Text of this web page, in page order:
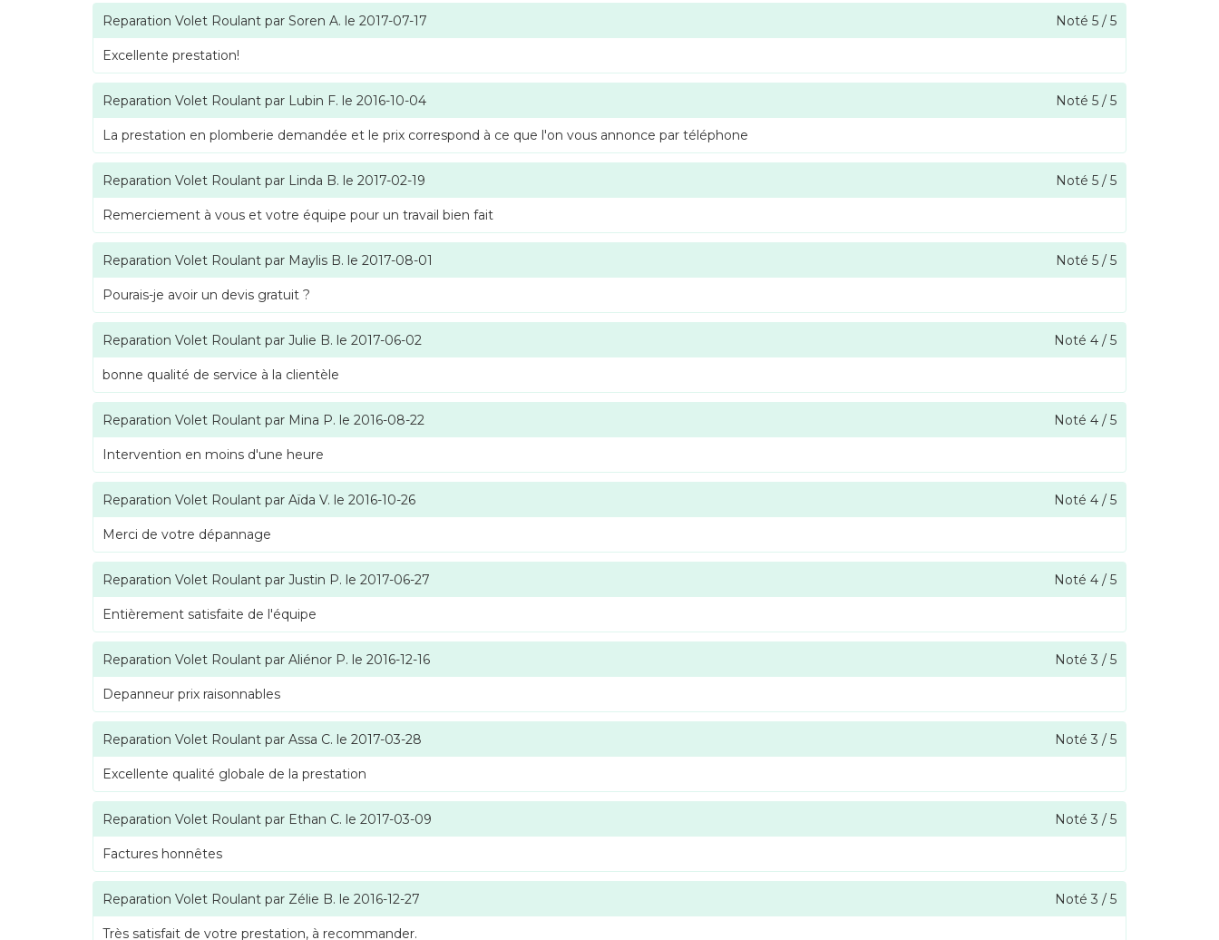
Reparation Volet Roulant par Soren A. le 2017-07-17 Noté 5 / 5
Excellente prestation!
Reparation Volet Roulant par Lubin F. le 2016-10-04 Noté 5 / 5
La prestation en plomberie demandée et le prix correspond à ce que l'on vous annonce par téléphone
Reparation Volet Roulant par Linda B. le 2017-02-19 Noté 5 / 5
Remerciement à vous et votre équipe pour un travail bien fait
Reparation Volet Roulant par Maylis B. le 2017-08-01 Noté 5 / 5
Pourais-je avoir un devis gratuit ?
Reparation Volet Roulant par Julie B. le 2017-06-02 Noté 4 / 5
bonne qualité de service à la clientèle
Reparation Volet Roulant par Mina P. le 2016-08-22 Noté 4 / 5
Intervention en moins d'une heure
Reparation Volet Roulant par Aïda V. le 2016-10-26 Noté 4 / 5
Merci de votre dépannage
Reparation Volet Roulant par Justin P. le 2017-06-27 Noté 4 / 5
Entièrement satisfaite de l'équipe
Reparation Volet Roulant par Aliénor P. le 2016-12-16 Noté 3 / 5
Depanneur prix raisonnables
Reparation Volet Roulant par Assa C. le 2017-03-28 Noté 3 / 5
Excellente qualité globale de la prestation
Reparation Volet Roulant par Ethan C. le 2017-03-09 Noté 3 / 5
Factures honnêtes
Reparation Volet Roulant par Zélie B. le 2016-12-27 Noté 3 / 5
Très satisfait de votre prestation, à recommander.